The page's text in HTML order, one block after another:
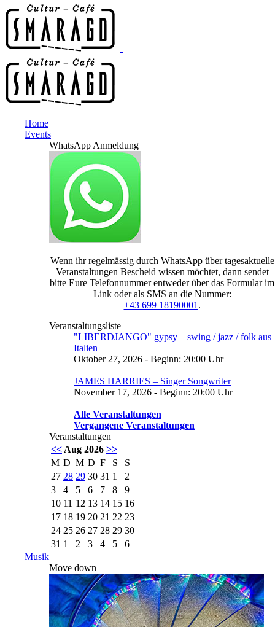
Home
Events
WhatsApp Anmeldung
Wenn ihr regelmässig durch WhatsApp über tagesaktuelle
Veranstaltungen Bescheid wissen möchtet, dann sendet
bitte Eure Telefonnummer entweder über das Formular im
Link oder als SMS an die Nummer:
+43 699 18190001 .
Veranstaltungsliste
"LIBERDJANGO" gypsy – swing / jazz / folk aus
Italien
Oktober 27, 2026 - Beginn: 20:00 Uhr
JAMES HARRIES – Singer Songwriter
November 17, 2026 - Beginn: 20:00 Uhr
Alle Veranstaltungen
Vergangene Veranstaltungen
Veranstaltungen
<< Aug 2026 >>
M D M D F S
S
27 28 29 30 31 1
2
3
4 5 6 7 8
9
10 11 12 13 14 15 16
17 18 19 20 21 22 23
24 25 26 27 28 29 30
31 1 2 3 4 5
6
Musik
Move down